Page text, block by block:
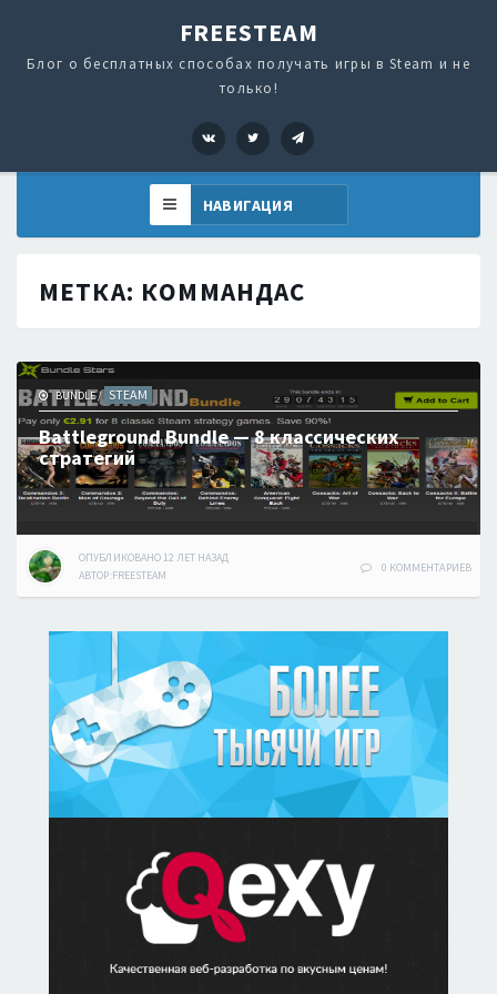
FREESTEAM
Блог о бесплатных способах получать игры в Steam и не
только!
VK Twitter
МЕТКА: КОММАНДАС
BUNDLE/ STEAM
Battleground Bundle — 8 классических
стратегий
ОПУБЛИКОВАНО 12 ЛЕТНАЗАД
АВТОР:FREESTEAM
0 КОММЕНТАРИЕВ